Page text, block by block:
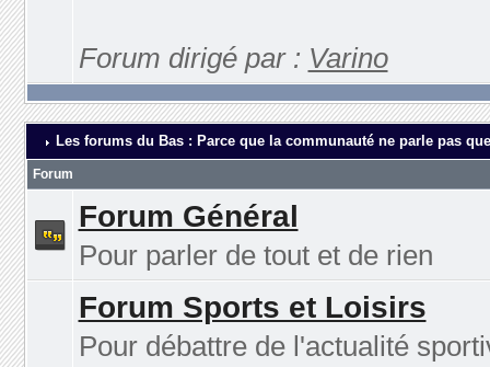
Forum dirigé par : Varino
Les forums du Bas : Parce que la communauté ne parle pas
Forum
Forum Général
Pour parler de tout et de rien
Forum Sports et Loisirs
Pour débattre de l'actualité